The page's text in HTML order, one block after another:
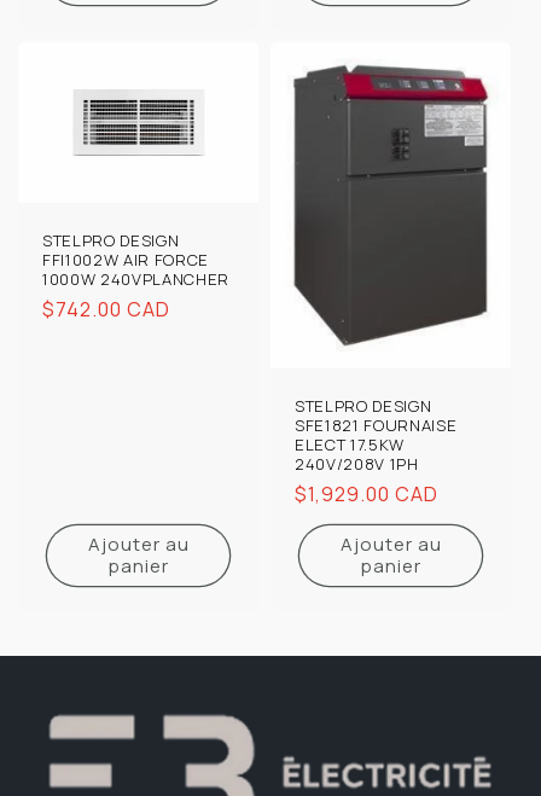
STELPRO DESIGN
FFI1002W AIR FORCE
1000W 240VPLANCHER
Prix
$742.00 CAD
Ajouter au
panier
STELPRO DESIGN
SFE1821 FOURNAISE
ELECT 17.5KW
240V/208V 1PH
Prix
habituel
$1,929.00 CAD
Ajouter au
panier